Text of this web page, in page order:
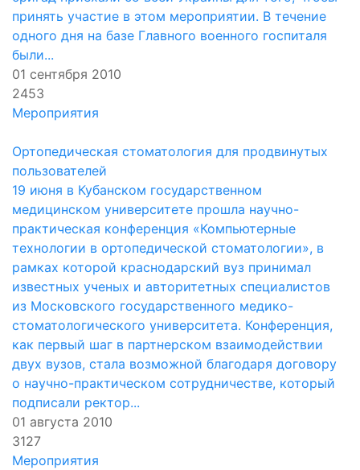
принять участие в этом мероприятии. В течение
одного дня на базе Главного военного госпиталя
были...
01 сентября 2010
2453
Мероприятия
Ортопедическая стоматология для продвинутых
пользователей
19 июня в Кубанском государственном
медицинском университете прошла научно-
практическая конференция «Компьютерные
технологии в ортопедической стоматологии», в
рамках которой краснодарский вуз принимал
известных ученых и авторитетных специалистов
из Московского государственного медико-
стоматологического университета. Конференция,
как первый шаг в партнерском взаимодействии
двух вузов, стала возможной благодаря договору
о научно-практическом сотрудничестве, который
подписали ректор...
01 августа 2010
3127
Мероприятия